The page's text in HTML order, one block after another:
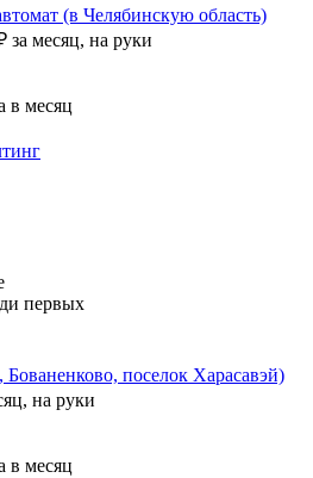
(в Челябинскую область)
за месяц, на руки
в месяц
первых
поселок Харасавэй)
на руки
в месяц